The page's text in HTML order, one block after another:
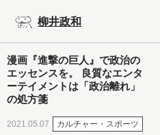
柳井政和
漫画『進撃の巨人』で政治の
エッセンスを。 良質なエンタ
ーテイメントは「政治離れ」
の処方箋
2021.05.07 カルチャー・スポーツ